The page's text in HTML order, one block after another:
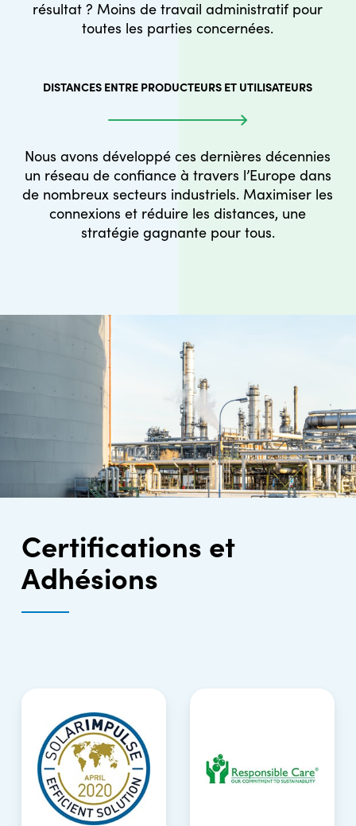
résultat ? Moins de travail administratif pour
toutes les parties concernées.
DISTANCES ENTRE PRODUCTEURS ET UTILISATEURS
Nous avons développé ces dernières décennies
un réseau de confiance à travers l’Europe dans
de nombreux secteurs industriels. Maximiser les
connexions et réduire les distances, une
stratégie gagnante pour tous.
Certifications et
Adhésions